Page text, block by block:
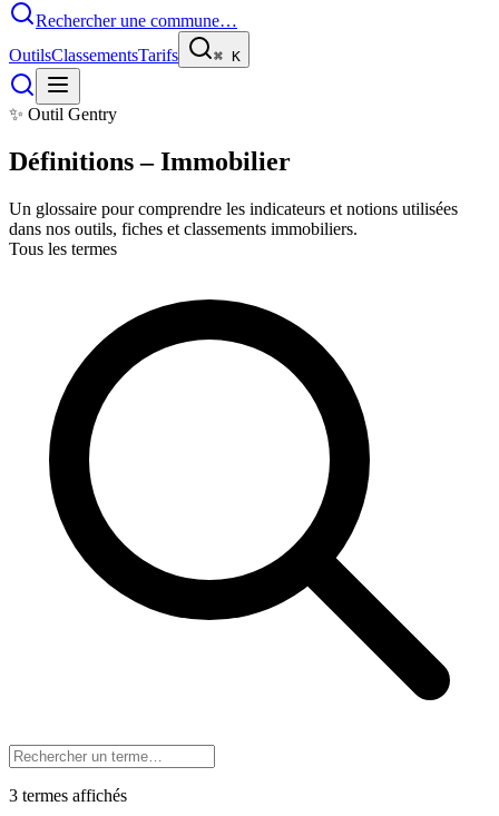
Rechercher une commune…
OutilsClassementsTarifs ⌘ K
✨ Outil Gentry
Définitions – Immobilier
Un glossaire pour comprendre les indicateurs et notions utilisées
dans nos outils, fiches et classements immobiliers.
Tous les termes
3 termes affichés